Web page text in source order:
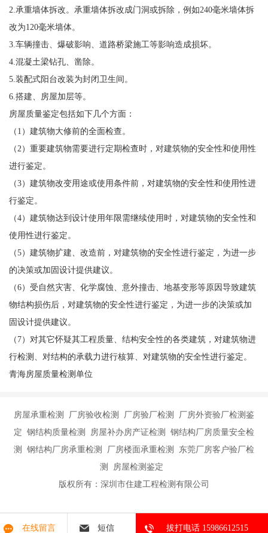
2.承重墙体拆改。承重墙体拆改成门洞或拆除，例如240毫米墙体拆
改为120毫米墙体。
3.车辆撞击、爆破影响、道路桥梁施工等影响造成损坏。
4.混凝土梁钻孔、凿除。
5.装配式阳台改装为封闭卫生间。
6.搭建、房屋加层等。
房屋质量鉴定包括如下几个方面：
（1）建筑物大修前的全面检查。
（2）重要建筑物需要进行定期检查时，对建筑物的安全性和使用性
进行鉴定。
（3）建筑物改变用途或使用条件前，对建筑物的安全性和使用性进
行鉴定。
（4）建筑物达到设计使用年限需继续使用时，对建筑物的安全性和
使用性进行鉴定。
（5）建筑物扩建、改造前，对建筑物的安全性进行鉴定，为进一步
的决策或加固设计提供建议。
（6）受自然灾害、化学腐蚀、意外撞击、地基变形等原因导致建筑
物结构损伤后，对建筑物的安全性进行鉴定，为进一步的决策或加
固设计提供建议。
（7）对其它怀疑其工程质量、结构安全性的各类建筑，对建筑物进
行检测、对结构的承载力进行核算、对建筑物的安全性进行鉴定。
青海房屋质量检测单位
房屋承重检测 厂房验收检测 厂房验厂检测 厂房外资验厂检测鉴
定 钢结构质量检测 房屋补办房产证检测 钢结构厂房质量安全检
测 钢结构厂房承重检测 厂房楼面承重检测 东莞厂房客户验厂检
测 房屋检测鉴定
版权所有：深圳市住建工程检测有限公司
在线留言 短信 拔打电话 15986612515